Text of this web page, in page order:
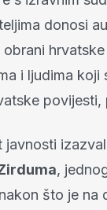
donosi
i ljudima koji
povijesti,
javnosti
,
što je na